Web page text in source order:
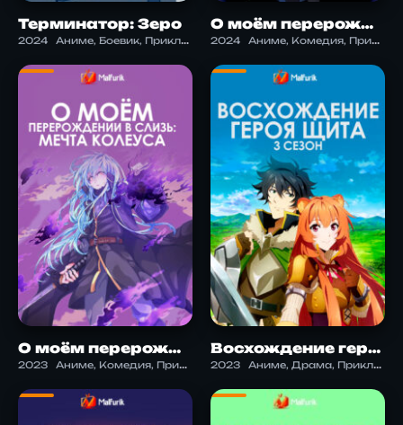
Терминатор: Зеро
2024 Аниме, Боевик, Приключения, Триллер, Фантастика
О моём перерождении в слизь 3
2024 Аниме, Комедия, Приключения, Сёнэн, Фэнтези, Экшен
О моём перерождении в слизь: Мечта Колеуса
2023 Аниме, Комедия, Приключения, Фэнтези, Экшен
Восхождение героя щита 3 сезон
2023 Аниме, Драма, Приключения, Фэнтези, Экшен